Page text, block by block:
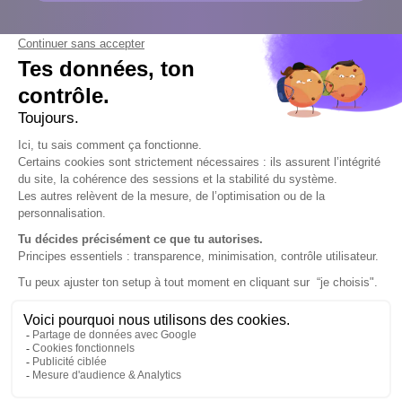
En savoir plus sur cette
offre d’alternance
Tu fais cette demande en tant que…
Sélectionnez une option
Ton nom*
Ton prénom*